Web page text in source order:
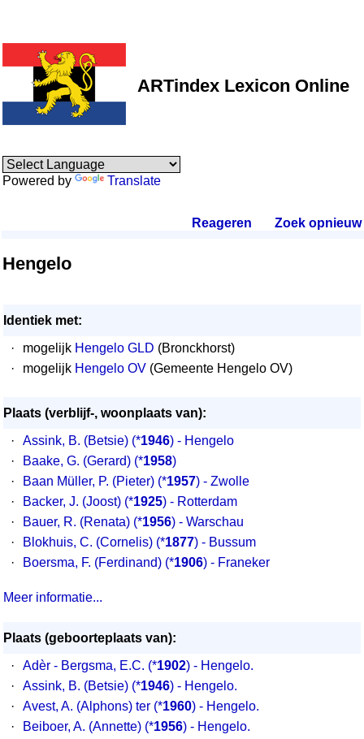
ARTindex Lexicon Online
Powered by Translate
Reageren Zoek opnieuw.
Hengelo
Identiek met:
·
mogelijk Hengelo GLD (Bronckhorst)
·
mogelijk Hengelo OV (Gemeente Hengelo OV)
Plaats (verblijf-, woonplaats van):
·
Assink, B. (Betsie) (*1946) - Hengelo
·
Baake, G. (Gerard) (*1958)
·
Baan Müller, P. (Pieter) (*1957) - Zwolle
·
Backer, J. (Joost) (*1925) - Rotterdam
·
Bauer, R. (Renata) (*1956) - Warschau
·
Blokhuis, C. (Cornelis) (*1877) - Bussum
·
Boersma, F. (Ferdinand) (*1906) - Franeker
Meer informatie...
Plaats (geboorteplaats van):
·
Adèr - Bergsma, E.C. (*1902) - Hengelo.
·
Assink, B. (Betsie) (*1946) - Hengelo.
·
Avest, A. (Alphons) ter (*1960) - Hengelo.
·
Beiboer, A. (Annette) (*1956) - Hengelo.